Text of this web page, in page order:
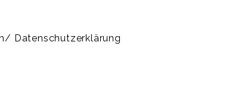
Datenschutzerklärung